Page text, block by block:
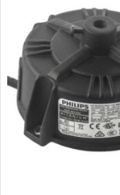
Điện áp đầu ra
hoạt cho nhiều loại
Dòng điện đầu ra
dòng điện phù hợp
Hiệu suất
Nhiệt độ hoạt
Hoạt động ổn